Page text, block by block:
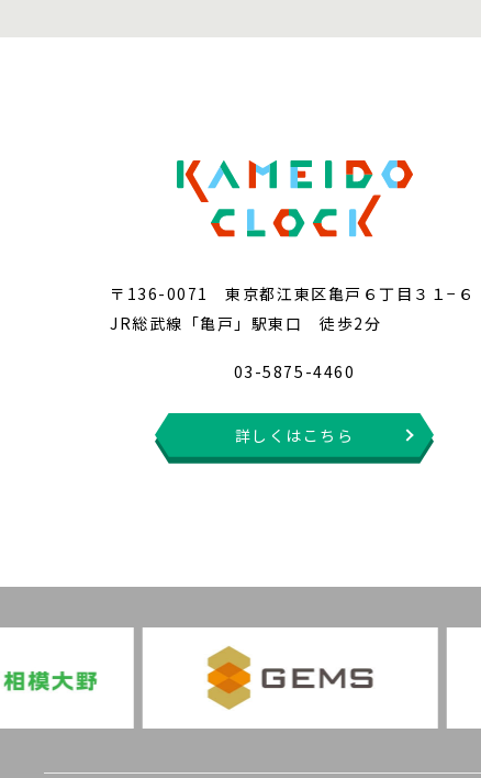
〒136-0071 東京都江東区亀戸６丁目３１−６
JR総武線「亀戸」駅東口 徒歩2分
03-5875-4460
詳しくはこちら